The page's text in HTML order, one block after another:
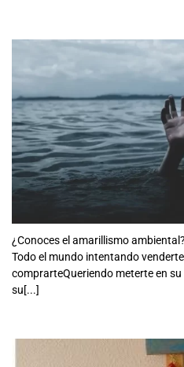
¿Conoces el amarillismo ambiental?
Todo el mundo intentando
comprarteQueriendo meterte en
su[...]